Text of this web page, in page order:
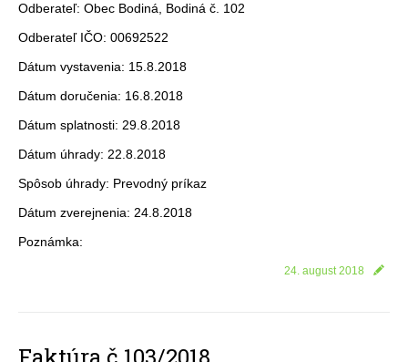
Odberateľ: Obec Bodiná, Bodiná č. 102
Odberateľ IČO: 00692522
Dátum vystavenia: 15.8.2018
Dátum doručenia: 16.8.2018
Dátum splatnosti: 29.8.2018
Dátum úhrady: 22.8.2018
Spôsob úhrady: Prevodný príkaz
Dátum zverejnenia: 24.8.2018
Poznámka:
24. august 2018